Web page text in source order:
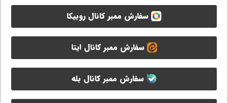
سفارش ممبر کانال روبیکا
سفارش ممبر کانال ایتا
سفارش ممبر کانال بله